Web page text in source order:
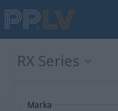
RX Series
Marka